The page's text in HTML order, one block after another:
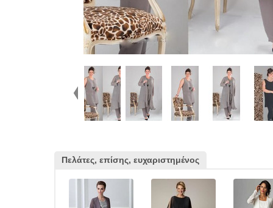
Πελάτες, επίσης, ευχαριστημένος